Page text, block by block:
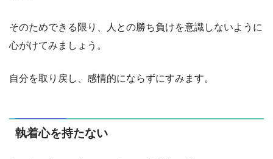
そのためできる限り、人との勝ち負けを意識しないように
心がけてみましょう。
自分を取り戻し、感情的にならずにすみます。
執着心を持たない